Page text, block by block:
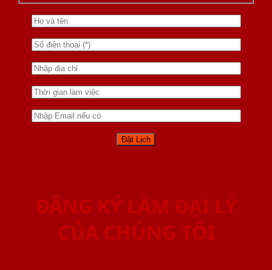
ĐĂNG KÝ LÀM ĐẠI LÝ
CỦA CHÚNG TÔI